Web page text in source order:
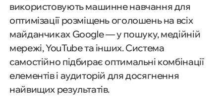
використовують машинне навчання для
оптимізації розміщень оголошень на всіх
майданчиках Google — у пошуку, медійній
мережі, YouTube та інших. Система
самостійно підбирає оптимальні комбінації
елементів і аудиторій для досягнення
найвищих результатів.